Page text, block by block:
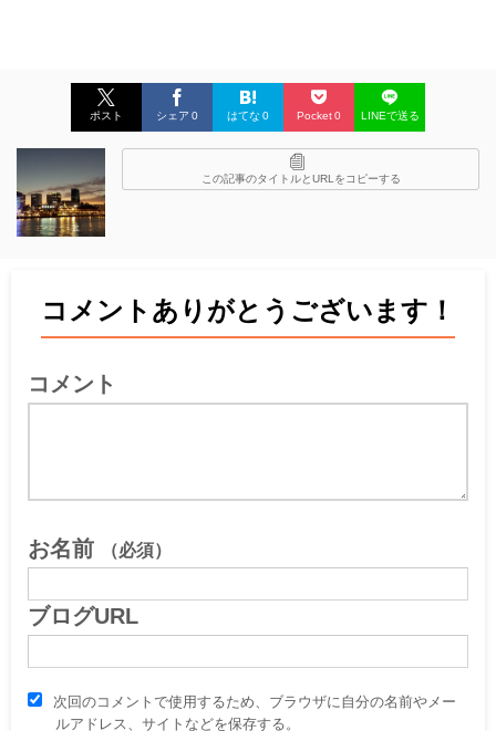
ポスト シェア 0 はてな 0 Pocket0 LINEで送る
この記事のタイトルとURLをコピーする
コメントありがとうございます！
コメント
お名前 （必須）
ブログURL
次回のコメントで使用するため、ブラウザに自分の名前やメー
ルアドレス、サイトなどを保存する。